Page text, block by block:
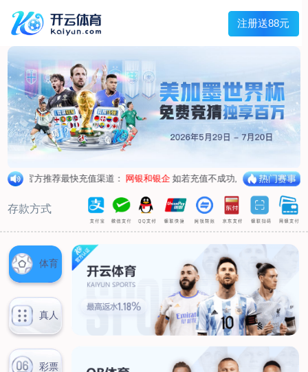
Menu
网站首页
关于我们
产品中心
荣誉资质
厂区设备
人才招聘
新闻中心
销售网点